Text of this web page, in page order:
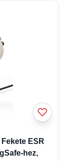
ESR
hez,